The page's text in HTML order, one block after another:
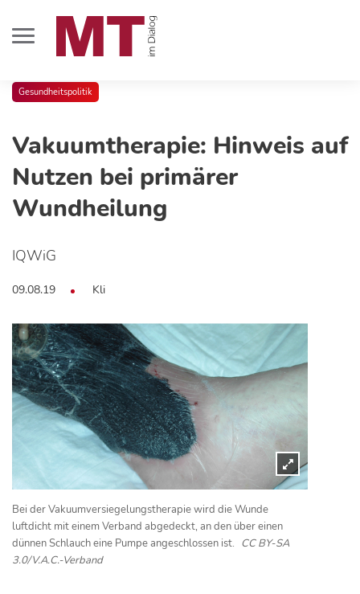
Gesundheitspolitik
Vakuumtherapie: Hinweis auf
Nutzen bei primärer
Wundheilung
IQWiG
09.08.19 Kli
Bei der Vakuumversiegelungstherapie wird die Wunde
luftdicht mit einem Verband abgedeckt, an den über einen
dünnen Schlauch eine Pumpe angeschlossen ist. CC BY-SA
3.0/V.A.C.-Verband